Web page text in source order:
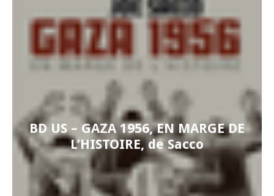
BD US – GAZA 1956, EN MARGE DE
L’HISTOIRE, de Sacco